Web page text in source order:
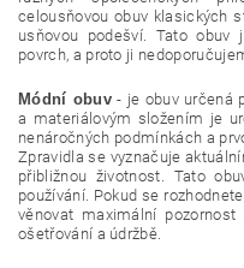
celousňovou obuv klasických
usňovou podešví. Tato
povrch, a proto ji
Módní obuv - je obuv určená
a materiálovým složením je
nenáročných podmínkách a
Zpravidla se vyznačuje
přibližnou životnost. Tato
používání. Pokud se
věnovat maximální
ošetřování a údržbě.